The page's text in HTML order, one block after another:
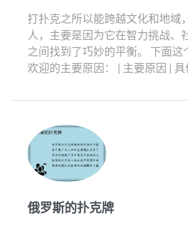
打扑克之所以能跨越文化和地域
人，主要是因为它在智力挑战、
之间找到了巧妙的平衡。 下面这
欢迎的主要原因： | 主要原因 | 具
俄罗斯的扑克牌